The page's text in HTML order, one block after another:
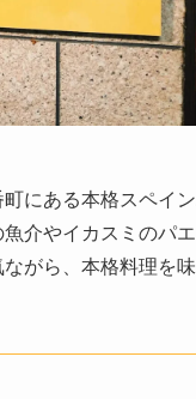
町にある本格スペ
介やイカスミのパ
がら、本格料理を